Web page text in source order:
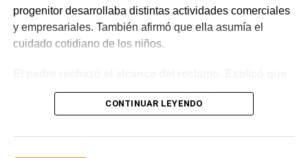
progenitor desarrollaba distintas actividades comerciales
y empresariales. También afirmó que ella asumía el
cuidado cotidiano de los niños.
sus ingresos no eran fijos, presentó una certificación
contable y acompañó documentación bancaria.
entregas de alimentos, ropa y útiles escolares.
CONTINUAR LEYENDO